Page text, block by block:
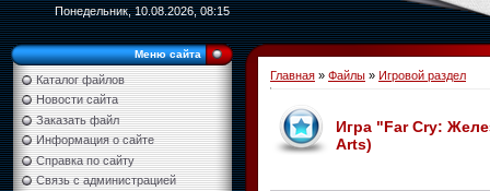
Понедельник, 10.08.2026, 08:15
Меню сайта
Каталог файлов
Новости сайта
Заказать файл
Информация о сайте
Справка по сайту
Связь с администрацией
Главная » Файлы » Игровой раздел
Игра "Far Cry:
Arts)